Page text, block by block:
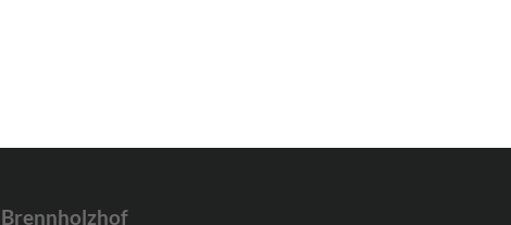
Brennholzhof